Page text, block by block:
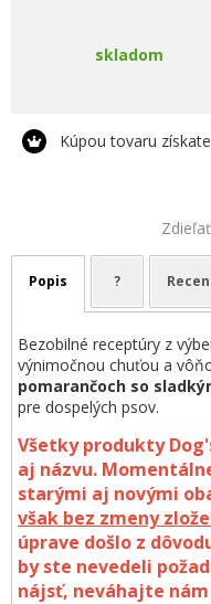
skladom
Kúpou tovaru získate
Popis ?
Bezobilné receptúry z
výnimočnou chuťou a
pomarančoch so
pre dospelých psov.
Všetky produkty
aj názvu.
starými aj novými
však bez zmeny
úprave došlo z
by ste nevedeli
nájsť, neváhajte